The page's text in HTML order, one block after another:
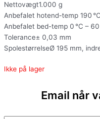
Nettovægt1.000 g
Anbefalet hotend-temp 190
Anbefalet bed-temp 0 °C –
Tolerance± 0,03 mm
SpolestørrelseØ 195 mm,
Ikke på lager
Email når